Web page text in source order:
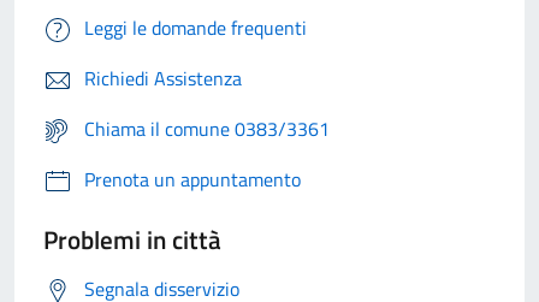
Leggi le domande frequenti
Richiedi Assistenza
Chiama il comune 0383/3361
Prenota un appuntamento
Problemi in città
Segnala disservizio